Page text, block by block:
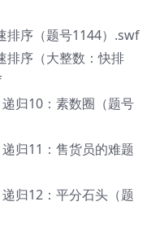
排序（题号1144）.swf
排序（大整数：快排
归10：素数圈（题号
归11：售货员的难题
归12：平分石头（题